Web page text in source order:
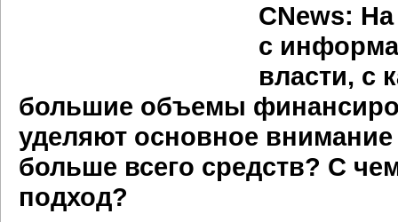
CNews:
с
власти, с
большие объемы
уделяют основное
больше всего средств? С
подход?